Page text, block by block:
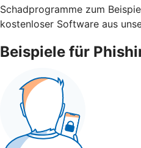
Schadprogramme zum
kostenloser Software aus
Beispiele für